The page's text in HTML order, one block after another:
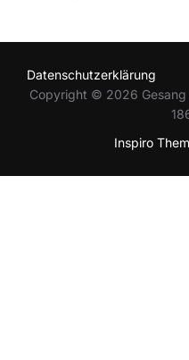
Datenschutzerklärung
Copyright © 2026 Gesang
Inspiro